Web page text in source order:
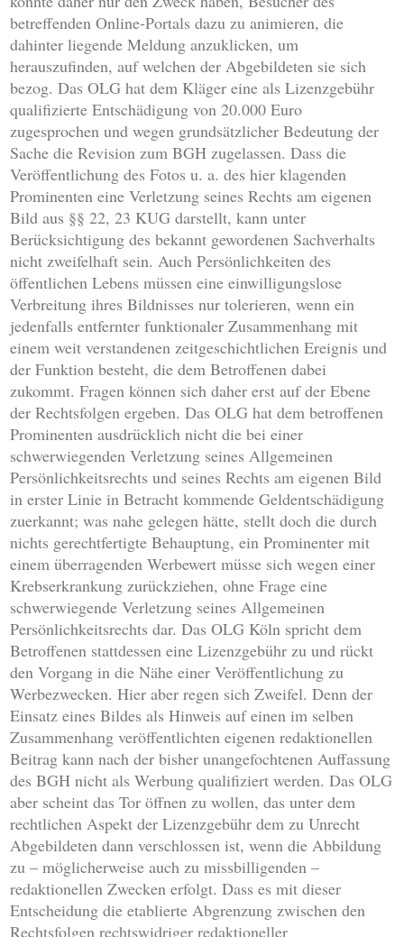
betreffenden Online-Portals dazu zu animieren, die
dahinter liegende Meldung anzuklicken, um
herauszufinden, auf welchen der Abgebildeten sie sich
bezog. Das OLG hat dem Kläger eine als Lizenzgebühr
qualifizierte Entschädigung von 20.000 Euro
zugesprochen und wegen grundsätzlicher Bedeutung der
Sache die Revision zum BGH zugelassen. Dass die
Veröffentlichung des Fotos u. a. des hier klagenden
Prominenten eine Verletzung seines Rechts am eigenen
Bild aus §§ 22, 23 KUG darstellt, kann unter
Berücksichtigung des bekannt gewordenen Sachverhalts
nicht zweifelhaft sein. Auch Persönlichkeiten des
öffentlichen Lebens müssen eine einwilligungslose
Verbreitung ihres Bildnisses nur tolerieren, wenn ein
jedenfalls entfernter funktionaler Zusammenhang mit
einem weit verstandenen zeitgeschichtlichen Ereignis und
der Funktion besteht, die dem Betroffenen dabei
zukommt. Fragen können sich daher erst auf der Ebene
der Rechtsfolgen ergeben. Das OLG hat dem betroffenen
Prominenten ausdrücklich nicht die bei einer
schwerwiegenden Verletzung seines Allgemeinen
Persönlichkeitsrechts und seines Rechts am eigenen Bild
in erster Linie in Betracht kommende Geldentschädigung
zuerkannt; was nahe gelegen hätte, stellt doch die durch
nichts gerechtfertigte Behauptung, ein Prominenter mit
einem überragenden Werbewert müsse sich wegen einer
Krebserkrankung zurückziehen, ohne Frage eine
schwerwiegende Verletzung seines Allgemeinen
Persönlichkeitsrechts dar. Das OLG Köln spricht dem
Betroffenen stattdessen eine Lizenzgebühr zu und rückt
den Vorgang in die Nähe einer Veröffentlichung zu
Werbezwecken. Hier aber regen sich Zweifel. Denn der
Einsatz eines Bildes als Hinweis auf einen im selben
Zusammenhang veröffentlichten eigenen redaktionellen
Beitrag kann nach der bisher unangefochtenen Auffassung
des BGH nicht als Werbung qualifiziert werden. Das OLG
aber scheint das Tor öffnen zu wollen, das unter dem
rechtlichen Aspekt der Lizenzgebühr dem zu Unrecht
Abgebildeten dann verschlossen ist, wenn die Abbildung
zu – möglicherweise auch zu missbilligenden –
redaktionellen Zwecken erfolgt. Dass es mit dieser
Entscheidung die etablierte Abgrenzung zwischen den
Rechtsfolgen rechtswidriger redaktioneller